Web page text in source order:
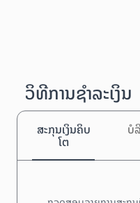
ວິທີການຊຳລະເງິນ
ສະກຸນເງິນຄິບ
ໂຕ
ບໍ